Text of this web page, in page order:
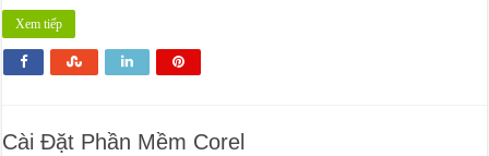
Xem tiếp
Cài Đặt Phần Mềm Corel